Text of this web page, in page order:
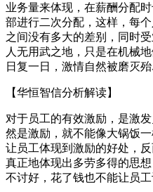
业务量来体现，在薪酬分配
部进行二次分配，这样，每
之间没有多大的差别，同时
人无用武之地，只是在机械
日复一日，激情自然被磨灭殆
【华恒智信分析解读】
对于员工的有效激励，是激
然是激励，就不能像大锅饭
让员工体现到激励的好处，
真正地体现出多劳多得的思
不讨好，花了钱也不能让员工